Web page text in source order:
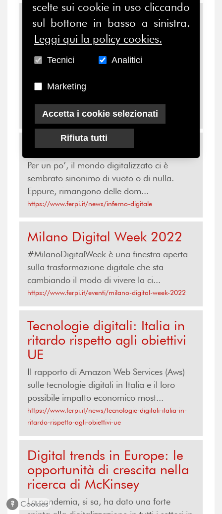
I musei d’impresa più
digitalizzati di quelli
tradizionali
Quasi metà delle imprese usa touch screen,
per le iniziative...
https://www.ferpi.it/news/i-musei-dimpresa-piu-
digitalizzati-di-quelli-tradizionali
Inferno digitale
Per un po’, il mondo digitalizzato ci è
sembrato sinonimo di vuoto o di nulla.
Eppure, rimangono delle dom...
https://www.ferpi.it/news/inferno-digitale
Milano Digital Week 2022
#MilanoDigitalWeek è una finestra aperta
sulla trasformazione digitale che sta
cambiando il modo di vivere la ci...
https://www.ferpi.it/eventi/milano-digital-week-2022
Tecnologie digitali: Italia in
ritardo rispetto agli obiettivi
UE
Il rapporto di Amazon Web Services (Aws)
sulle tecnologie digitali in Italia e il loro
possibile impatto economico most...
https://www.ferpi.it/news/tecnologie-digitali-italia-in-
ritardo-rispetto-agli-obiettivi-ue
Digital trends in Europe: le
opportunità di crescita nella
ricerca di McKinsey
La pandemia, si sa, ha dato una forte
? Cookies
scelte sui cookie in uso cliccando
sul bottone in basso a sinistra.
Leggi qui la policy cookies.
Tecnici Analitici
Marketing
Accetta i cookie selezionati
Rifiuta tutti